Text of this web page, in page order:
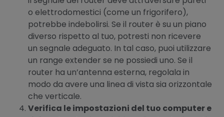
o elettrodomestici (come un frigorifero),
potrebbe indebolirsi. Se il router è su un piano
diverso rispetto al tuo, potresti non ricevere
un segnale adeguato. In tal caso, puoi utilizzare
un range extender se ne possiedi uno. Se il
router ha un’antenna esterna, regolala in
modo da avere una linea di vista sia orizzontale
che verticale.
Verifica le impostazioni del tuo computer e